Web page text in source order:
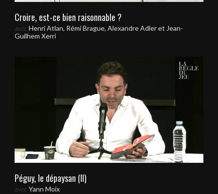
Croire, est-ce bien raisonnable ?
avec Henri Atlan, Rémi Brague, Alexandre Adler et Jean-
Guilhem Xerri
Péguy, le dépaysan (II)
avec Yann Moix